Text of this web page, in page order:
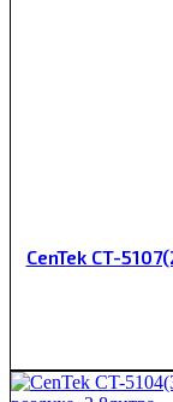
CenTek CT-